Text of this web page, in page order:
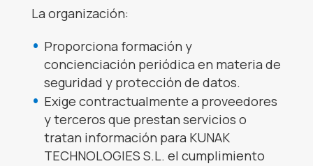
La organización:
Proporciona formación y
concienciación periódica en materia de
seguridad y protección de datos.
Exige contractualmente a proveedores
y terceros que prestan servicios o
tratan información para KUNAK
TECHNOLOGIES S.L. el cumplimiento